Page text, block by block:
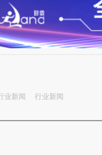
业新闻 行业新闻